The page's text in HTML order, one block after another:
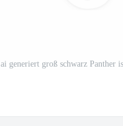
ai generiert groß schwarz Panther